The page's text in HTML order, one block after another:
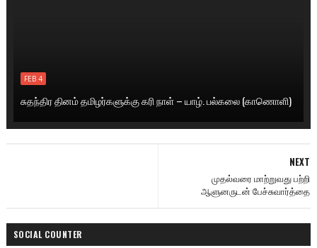
FEB 4
சுதந்திர தினம் தமிழர்களுக்கு கரி நாள் – யாழ். பல்கலை (காணொளி)
NEXT
முதல்வரை மாற்றுவது பற்றி
ஆளுனருடன் பேச்சுவார்த்தை
SOCIAL COUNTER